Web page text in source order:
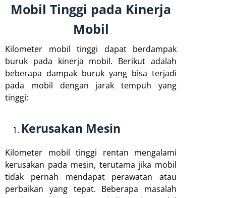
Mobil Tinggi pada Kinerja
Mobil
Kilometer mobil tinggi dapat berdampak
buruk pada kinerja mobil. Berikut adalah
beberapa dampak buruk yang bisa terjadi
pada mobil dengan jarak tempuh yang
tinggi:
Kerusakan Mesin
Kilometer mobil tinggi rentan mengalami
kerusakan pada mesin, terutama jika mobil
tidak pernah mendapat perawatan atau
perbaikan yang tepat. Beberapa masalah